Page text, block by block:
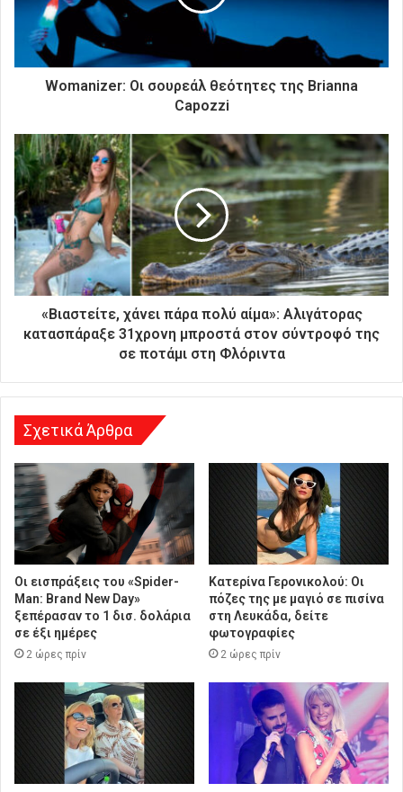
λ
τ
κ
ή
σ
α
ς
δ
ε
σ
Womanizer: Οι σουρεάλ θεότητες της Brianna
Capozzi
«Βιαστείτε, χάνει πάρα πολύ αίμα»: Αλιγάτορας
κατασπάραξε 31χρονη μπροστά στον σύντροφό της
σε ποτάμι στη Φλόριντα
Σχετικά Άρθρα
Οι εισπράξεις του «Spider-
Man: Brand New Day»
ξεπέρασαν το 1 δισ. δολάρια
σε έξι ημέρες
2 ώρες πρίν
Κατερίνα Γερονικολού: Οι
πόζες της με μαγιό σε πισίνα
στη Λευκάδα, δείτε
φωτογραφίες
2 ώρες πρίν